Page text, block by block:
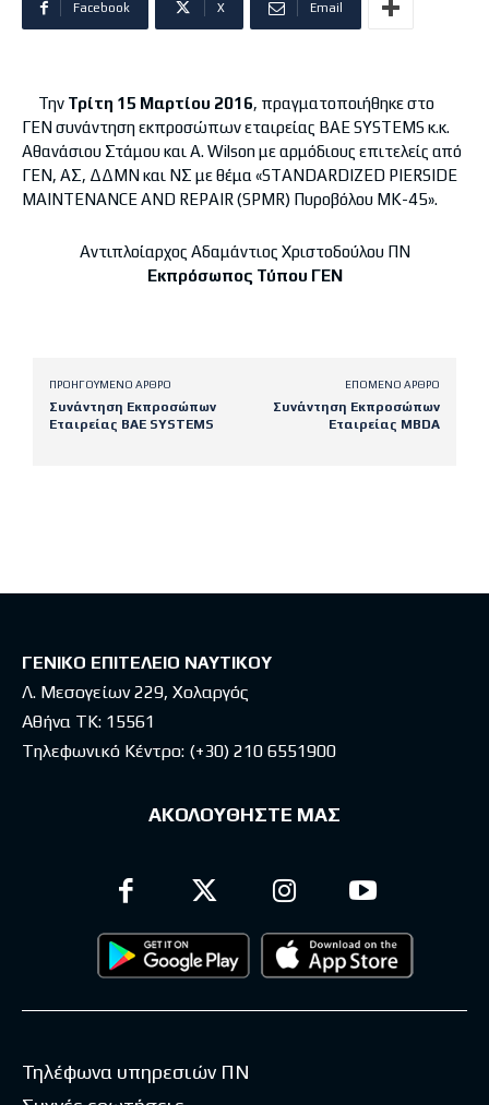
Facebook X Email
Την Τρίτη 15 Μαρτίου 2016, πραγματοποιήθηκε στο
ΓΕΝ συνάντηση εκπροσώπων εταιρείας BAE SYSTEMS κ.κ.
Αθανάσιου Στάμου και A. Wilson με αρμόδιους επιτελείς από
ΓΕΝ, ΑΣ, ΔΔΜΝ και ΝΣ με θέμα «STANDARDIZED PIERSIDE
MAINTENANCE AND REPAIR (SPMR) Πυροβόλου ΜΚ-45».
Αντιπλοίαρχος Αδαμάντιος Χριστοδούλου ΠΝ
Εκπρόσωπος Τύπου ΓΕΝ
ΠΡΟΗΓΟΎΜΕΝΟ ΆΡΘΡΟ
Συνάντηση Εκπροσώπων
Εταιρείας BAE SYSTEMS
ΕΠΌΜΕΝΟ ΆΡΘΡΟ
Συνάντηση Εκπροσώπων
Εταιρείας MBDA
ΓΕΝΙΚΟ ΕΠΙΤΕΛΕΙΟ ΝΑΥΤΙΚΟΥ
Λ. Μεσογείων 229, Χολαργός
Αθήνα ΤΚ: 15561
Τηλεφωνικό Κέντρο: (+30) 210 6551900
ΑΚΟΛΟΥΘΗΣΤΕ ΜΑΣ
Τηλέφωνα υπηρεσιών ΠΝ